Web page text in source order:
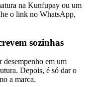
na Kunfupay ou um
o link no WhatsApp,
sozinhas
desempenho em um
Depois, é só dar o
a marca.